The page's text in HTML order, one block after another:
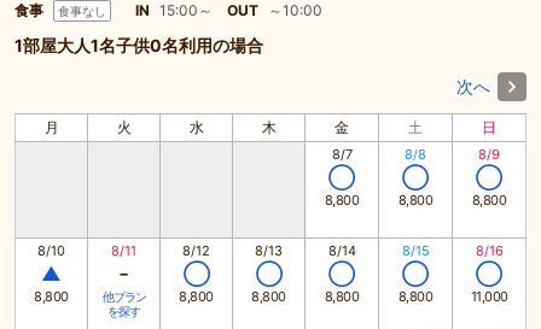
食事 食事なし IN 15:00～ OUT ～10:00
1部屋大人1名子供0名利用の場合
次へ
月 火 水 木 金 土 日
8/7
◯
8,800
8/8
◯
8,800
8/9
◯
8,800
8/10
▲
8,800
8/11
-
他プラン
を探す
8/12
◯
8,800
8/13
◯
8,800
8/14
◯
8,800
8/15
◯
8,800
8/16
◯
11,000